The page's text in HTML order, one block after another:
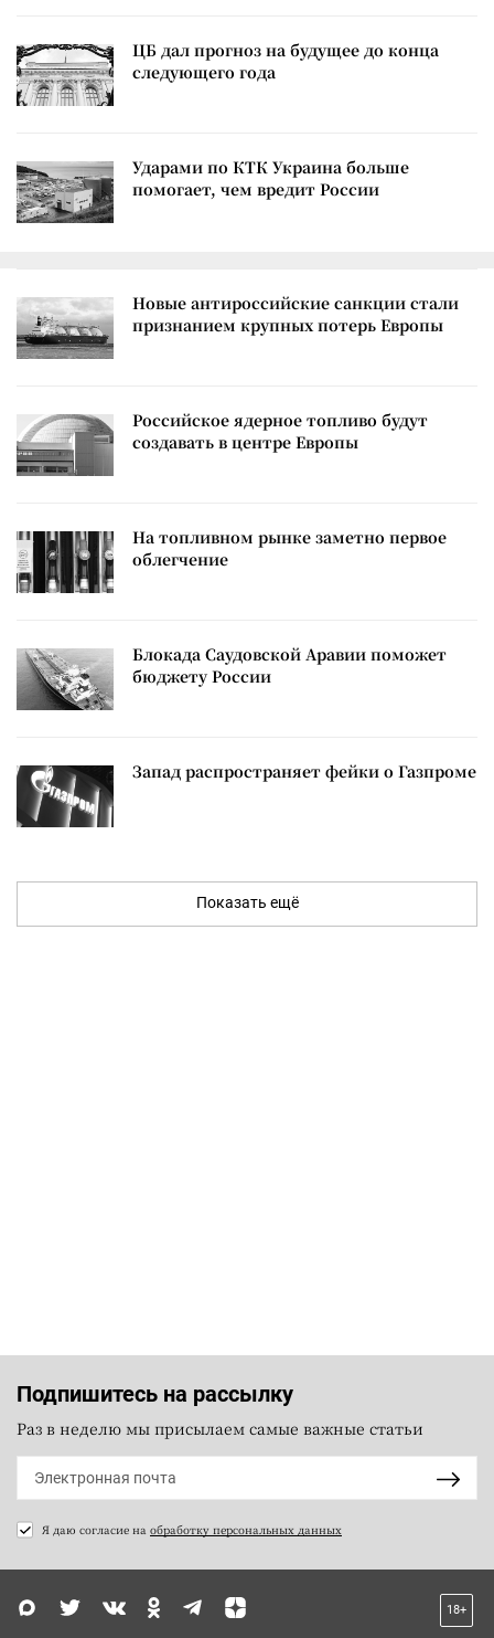
ЦБ дал прогноз на будущее до конца
следующего года
Ударами по КТК Украина больше
помогает, чем вредит России
Новые антироссийские санкции стали
признанием крупных потерь Европы
Российское ядерное топливо будут
создавать в центре Европы
На топливном рынке заметно первое
облегчение
Блокада Саудовской Аравии поможет
бюджету России
Запад распространяет фейки о Газпроме
Показать ещё
Подпишитесь на рассылку
Раз в неделю мы присылаем самые важные статьи
Я даю согласие на обработку персональных данных
18+